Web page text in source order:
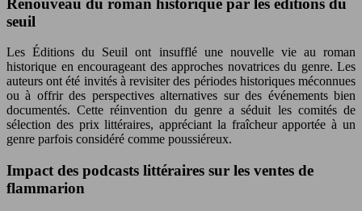
seuil
Les Éditions du Seuil ont insufflé une nouvelle vie au roman
historique en encourageant des approches novatrices du genre. Les
auteurs ont été invités à revisiter des périodes historiques méconnues
ou à offrir des perspectives alternatives sur des événements bien
documentés. Cette réinvention du genre a séduit les comités de
sélection des prix littéraires, appréciant la fraîcheur apportée à un
genre parfois considéré comme poussiéreux.
Impact des podcasts littéraires sur les ventes de
flammarion